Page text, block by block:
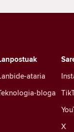
X
ataria
bloga